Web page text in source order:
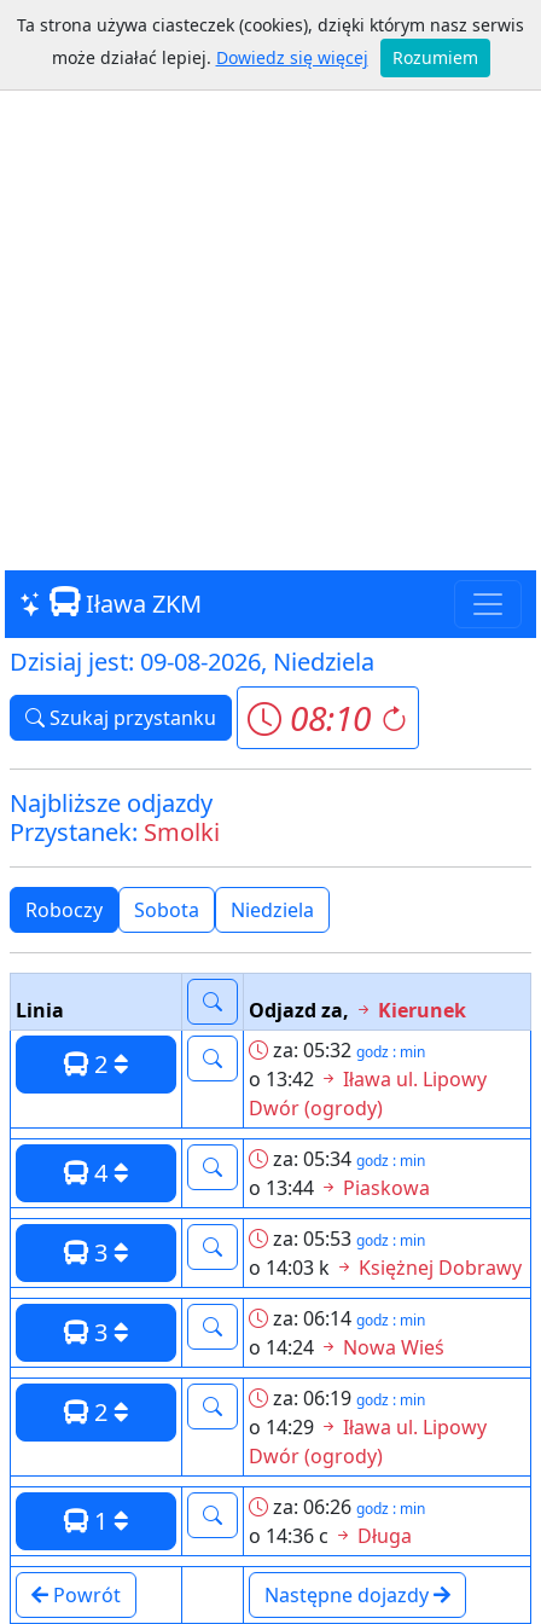
Iława ZKM
Dzisiaj jest: 09-08-2026, Niedziela
Szukaj przystanku 08:10
Najbliższe odjazdy
Przystanek: Smolki
Roboczy Sobota Niedziela
Linia Odjazd za, Kierunek
2 za: 05:32 godz : min
o 13:42
Iława ul. Lipowy
Dwór (ogrody)
4 za: 05:34 godz : min
o 13:44 Piaskowa
3 za: 05:53 godz : min
o 14:03 k Księżnej Dobrawy
3 za: 06:14 godz : min
o 14:24 Nowa Wieś
2 za: 06:19 godz : min
o 14:29
Iława ul. Lipowy
Dwór (ogrody)
1 za: 06:26 godz : min
o 14:36 c Długa
Powrót Następne dojazdy
Ta strona używa ciasteczek (cookies), dzięki którym nasz serwis
może działać lepiej. Dowiedz się więcej Rozumiem